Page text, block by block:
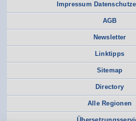
Impressum
AGB
Newsletter
Linktipps
Sitemap
Directory
Alle Regionen